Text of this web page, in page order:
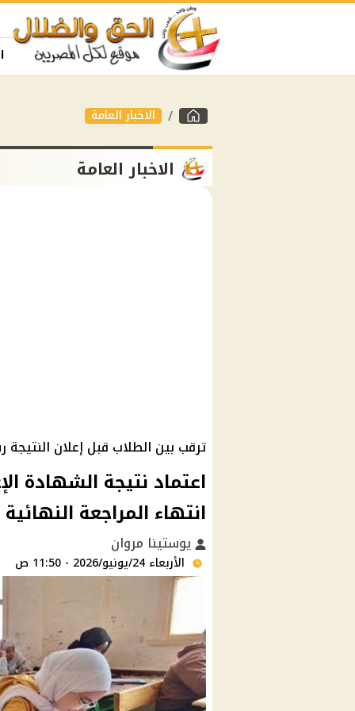
الاخبار العامة
الاخبار العامة
ترقب بين الطلاب قبل إعلان النتيجة
انتهاء المراجعة النهائية
يوستينا مروان
الأربعاء 24/يونيو/2026 - 11:50 ص